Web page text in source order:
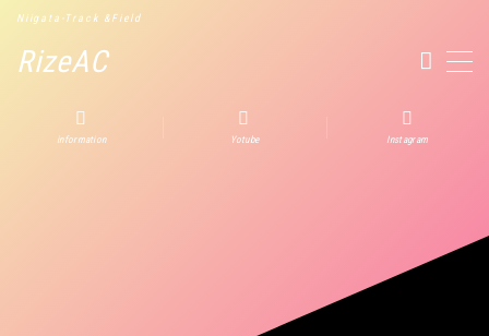
RizeAC
Niigata-Track &Field
MENU
information Yotube Instagram